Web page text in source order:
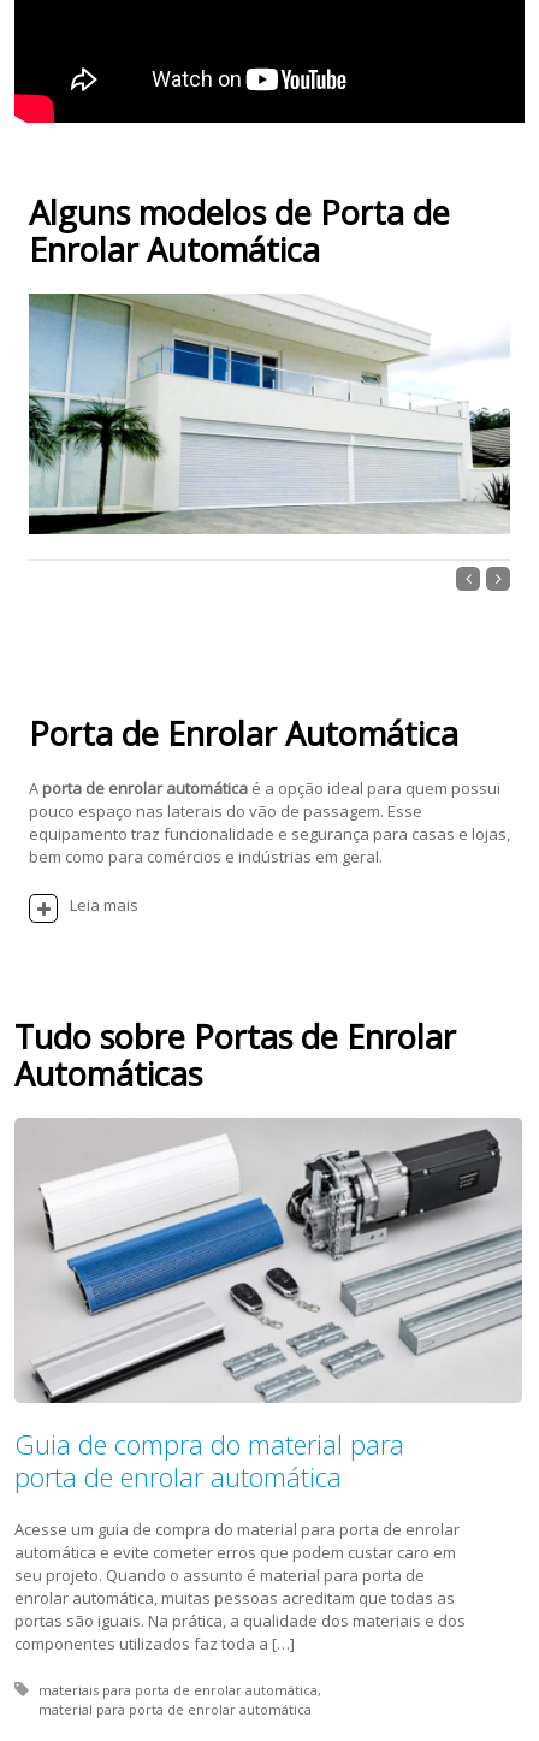
Alguns modelos de Porta de
Enrolar Automática
Porta de Enrolar Automática
A porta de enrolar automáticaé a opção ideal para quem possui
pouco espaço nas laterais do vão de passagem. Esse
equipamento traz funcionalidade e segurança para casas e lojas,
bem como para comércios e indústrias em geral.
Leia mais
Tudo sobre Portas de Enrolar
Automáticas
Guia de compra do material para
porta de enrolar automática
Acesse um guia de compra do material para porta de enrolar
automática e evite cometer erros que podem custar caro em
seu projeto. Quando o assunto é material para porta de
enrolar automática, muitas pessoas acreditam que todas as
portas são iguais. Na prática, a qualidade dos materiais e dos
componentes utilizados faz toda a […]
Tagged with:
materiais para porta de enrolar automática
material para porta de enrolar automática